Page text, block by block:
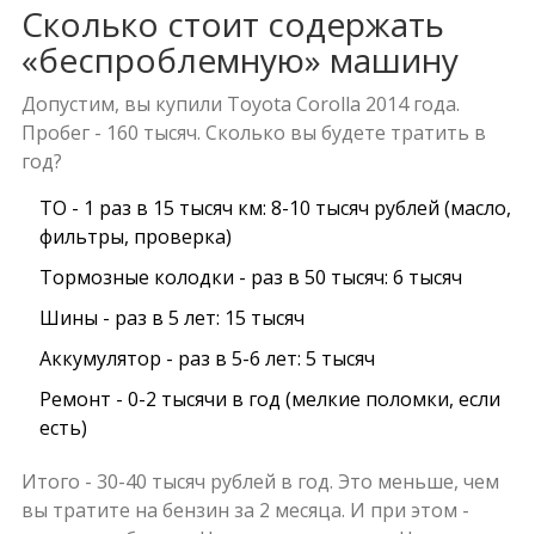
Сколько стоит содержать
«беспроблемную» машину
Допустим, вы купили Toyota Corolla 2014 года.
Пробег - 160 тысяч. Сколько вы будете тратить в
год?
ТО - 1 раз в 15 тысяч км: 8-10 тысяч рублей (масло,
фильтры, проверка)
Тормозные колодки - раз в 50 тысяч: 6 тысяч
Шины - раз в 5 лет: 15 тысяч
Аккумулятор - раз в 5-6 лет: 5 тысяч
Ремонт - 0-2 тысячи в год (мелкие поломки, если
есть)
Итого - 30-40 тысяч рублей в год. Это меньше, чем
вы тратите на бензин за 2 месяца. И при этом -